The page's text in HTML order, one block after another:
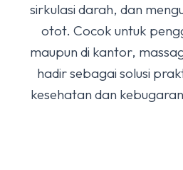
sirkulasi darah, dan
otot. Cocok untuk
maupun di kantor,
hadir sebagai solusi
kesehatan dan